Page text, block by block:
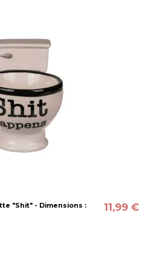
"Shit" - Dimensions :
11,99 €